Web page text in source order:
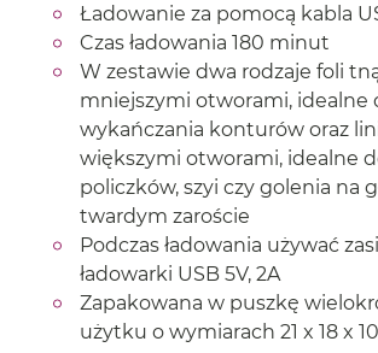
Ładowanie za pomocą kabla
Czas ładowania 180 minut
W zestawie dwa rodzaje foli
mniejszymi otworami, idealne
wykańczania konturów oraz
większymi otworami, idealne
policzków, szyi czy golenia na
twardym zaroście
Podczas ładowania używać
ładowarki USB 5V, 2A
Zapakowana w puszkę
użytku o wymiarach 21 x 18 x